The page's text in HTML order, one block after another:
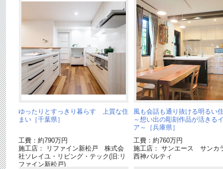
ゆったりとすっきり暮らす 上質な住
まい［千葉県］
工費：約790万円
施工店： リファイン新松戸 株式会
社ソレイユ・リビング・テック(旧:リ
ファイン新松戸)
風も会話も通り抜ける明る
～想い出の彫刻作品が活きる
ア～［兵庫県］
工費：約760万円
施工店： サンエース サンカ
西神パルティ